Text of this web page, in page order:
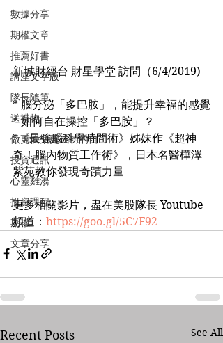
數據分享
期權文章
推薦好書
講座文字版
隊長隨筆
送禮物
做更快樂更成功的自己
投資通訊
心靈雞湯
投資課程
期權
文章分享
新城財經台 財星學堂 訪問（6/4/2019)
* 腦分泌「多巴胺」，能提升幸福的感覺
* 如何自在操控「多巴胺」？
*《最強腦科學時間術》姊妹作《超神
奇！腦內物質工作術》，日本名醫樺澤
紫苑教你發現奇蹟力量
更多相關影片，盡在美股隊長 Youtube
頻道： https://goo.gl/5C7F92
Recent Posts See All